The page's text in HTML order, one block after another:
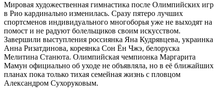
Мировая художественная гимнастика после Олимпийских игр
в Рио кардинально изменилась. Сразу пятеро лучших
спортсменов индивидуального многоборья уже не выходят на
помост и не радуют болельщиков своим искусством.
Завершили выступления россиянка Яна Кудрявцева, украинка
Анна Ризатдинова, кореянка Сон Ён Чжэ, белоруска
Мелитина Станюта. Олимпийская чемпионка Маргарита
Мамун официально об уходе не объявляла, но в её ближайших
планах пока только тихая семейная жизнь с пловцом
Александром Сухоруковым.